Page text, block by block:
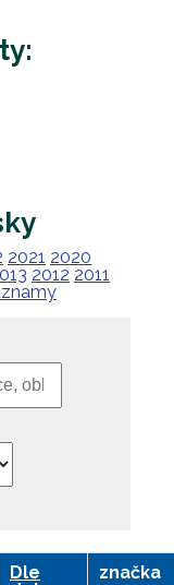
2021 2020
2012 2011
Dle
značka